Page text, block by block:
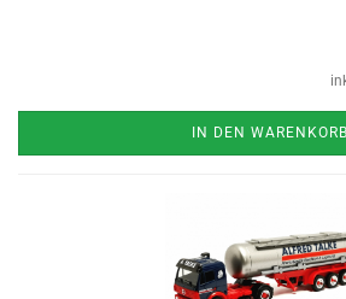
IN DEN WARENKORB